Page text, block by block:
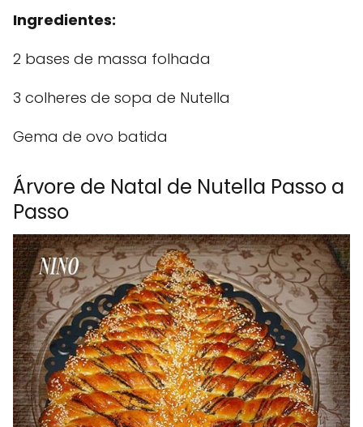
Ingredientes:
2 bases de massa folhada
3 colheres de sopa de Nutella
Gema de ovo batida
Árvore de Natal de Nutella Passo a
Passo